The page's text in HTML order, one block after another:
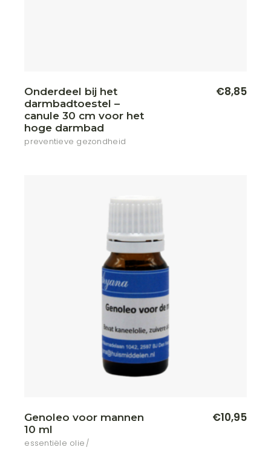
Onderdeel bij het
darmbadtoestel –
canule 30 cm voor het
hoge darmbad
preventieve gezondheid
€8,85
Genoleo voor mannen
10 ml
essentiële olie
€10,95